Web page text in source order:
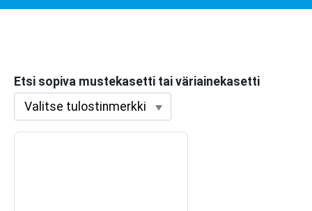
Etsi sopiva mustekasetti tai väriainekasetti